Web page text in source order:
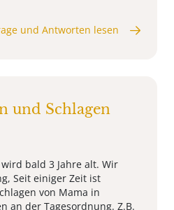
und Antworten lesen
und Schlagen
bald 3 Jahre alt. Wir
Seit einiger Zeit ist
von Mama in
an der Tagesordnung. Z.B.